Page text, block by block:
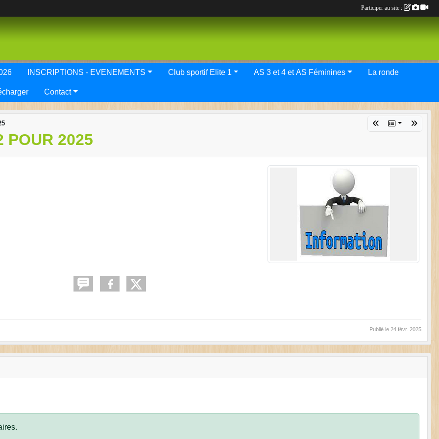
INSCRIPTIONS - EVENEMENTS Club sportif Elite 1 AS 3 et 4 et AS Féminines La ronde
Contact
POUR 2025
Publié le 24 févr. 2025
Participer au site :